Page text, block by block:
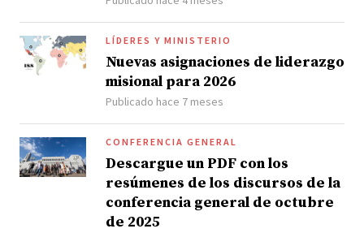
LÍDERES Y MINISTERIO
Nuevas asignaciones de liderazgo
misional para 2026
Publicado hace 7 meses
CONFERENCIA GENERAL
Descargue un PDF con los
resúmenes de los discursos de la
conferencia general de octubre
de 2025